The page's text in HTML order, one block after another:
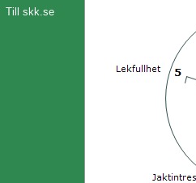
Till skk.se